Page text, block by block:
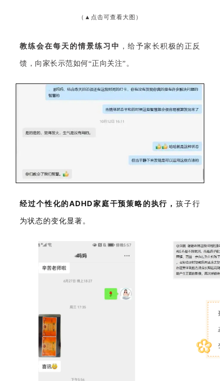
（▲点击可查看大图）
教练会在每天的情景练习中 ，给予家长积极的正反
馈，向家长示范如何“正向关注”。
经过个性化的ADHD家庭干预策略的执行， 孩子行
为状态的变化显著。